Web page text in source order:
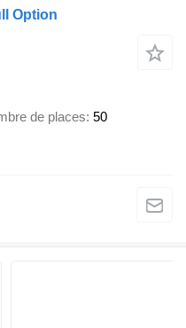
Option
de places 50